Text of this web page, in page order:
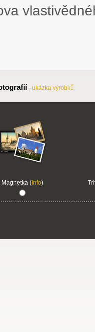
- ukázka výrobků
Magnetka (Info)